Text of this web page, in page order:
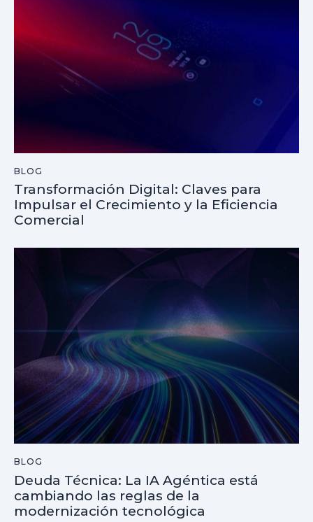
BLOG
Transformación Digital: Claves para
Impulsar el Crecimiento y la Eficiencia
Comercial
BLOG
Deuda Técnica: La IA Agéntica está
cambiando las reglas de la
modernización tecnológica